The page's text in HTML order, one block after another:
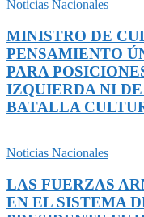
Noticias Nacionales
MINISTRO DE
PENSAMIENTO
PARA
IZQUIERDA NI
BATALLA
Noticias Nacionales
LAS FUERZAS
EN EL SISTEMA